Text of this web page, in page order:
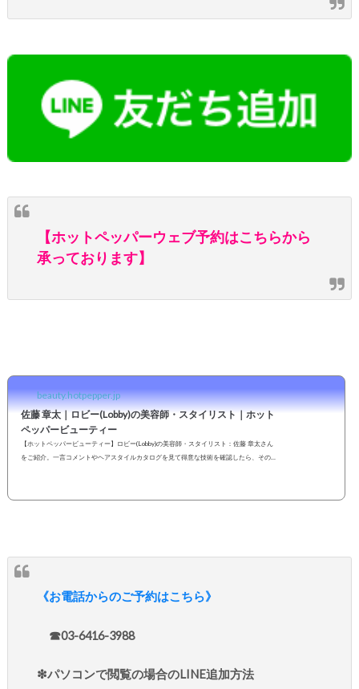
【ホットペッパーウェブ予約はこちらから
承っております】
beauty.hotpepper.jp
佐藤 章太｜ロビー(Lobby)の美容師・スタイリスト｜ホット
ペッパービューティー
【ホットペッパービューティー】ロビー(Lobby)の美容師・スタイリスト：佐藤 章太さん
をご紹介。一言コメントやヘアスタイルカタログを見て得意な技術を確認したら、その
《お電話からのご予約はこちら》
☎︎03-6416-3988
❇︎パソコンで閲覧の場合のLINE追加方法